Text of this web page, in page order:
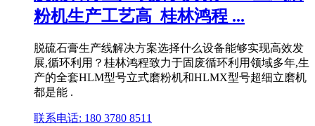
粉机生产工艺高_桂林鸿程 ...
脱硫石膏生产线解决方案选择什么设备能够实现高效发
展,循环利用？桂林鸿程致力于固废循环利用领域多年,生
产的全套HLM型号立式磨粉机和HLMX型号超细立磨机
都是能 .
联系电话: 180 3780 8511